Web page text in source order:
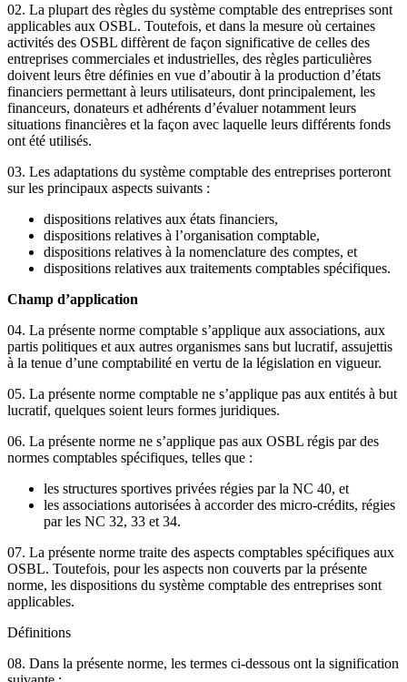
02. La plupart des règles du système comptable des entreprises sont
applicables aux OSBL. Toutefois, et dans la mesure où certaines
activités des OSBL diffèrent de façon significative de celles des
entreprises commerciales et industrielles, des règles particulières
doivent leurs être définies en vue d’aboutir à la production d’états
financiers permettant à leurs utilisateurs, dont principalement, les
financeurs, donateurs et adhérents d’évaluer notamment leurs
situations financières et la façon avec laquelle leurs différents fonds
ont été utilisés.
03. Les adaptations du système comptable des entreprises porteront
sur les principaux aspects suivants :
dispositions relatives aux états financiers,
dispositions relatives à l’organisation comptable,
dispositions relatives à la nomenclature des comptes, et
dispositions relatives aux traitements comptables spécifiques.
Champ d’application
04. La présente norme comptable s’applique aux associations, aux
partis politiques et aux autres organismes sans but lucratif, assujettis
à la tenue d’une comptabilité en vertu de la législation en vigueur.
05. La présente norme comptable ne s’applique pas aux entités à but
lucratif, quelques soient leurs formes juridiques.
06. La présente norme ne s’applique pas aux OSBL régis par des
normes comptables spécifiques, telles que :
les structures sportives privées régies par la NC 40, et
les associations autorisées à accorder des micro-crédits, régies
par les NC 32, 33 et 34.
07. La présente norme traite des aspects comptables spécifiques aux
OSBL. Toutefois, pour les aspects non couverts par la présente
norme, les dispositions du système comptable des entreprises sont
applicables.
Définitions
08. Dans la présente norme, les termes ci-dessous ont la signification